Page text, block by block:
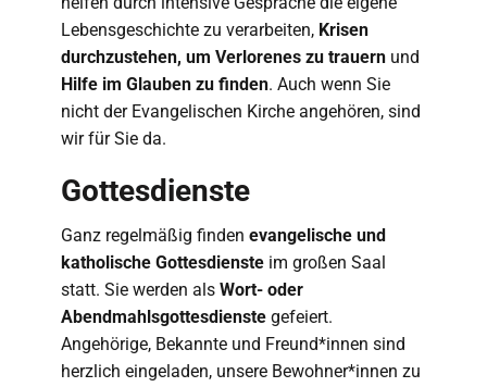
Lebensgeschichte zu verarbeiten, Krisen
durchzustehen, um Verlorenes zu trauern und
Hilfe im Glauben zu finden. Auch wenn Sie
nicht der Evangelischen Kirche angehören, sind
wir für Sie da.
Gottesdienste
Ganz regelmäßig finden evangelische und
katholische Gottesdienste im großen Saal
statt. Sie werden als Wort- oder
Abendmahlsgottesdienste gefeiert.
Angehörige, Bekannte und Freund*innen sind
herzlich eingeladen, unsere Bewohner*innen zu